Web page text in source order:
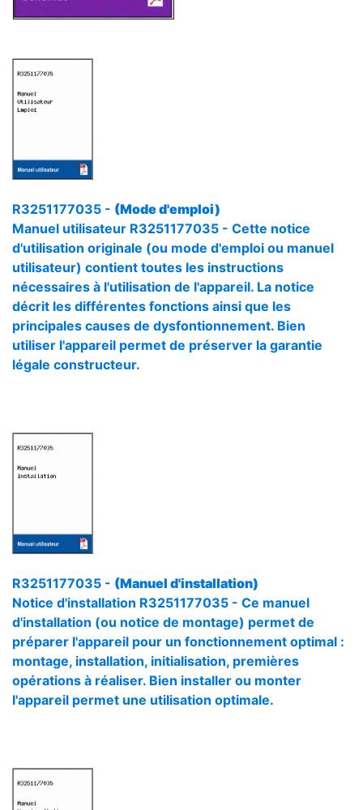
R3251177035 - (Mode d'emploi)
Manuel utilisateur R3251177035 - Cette notice
d'utilisation originale (ou mode d'emploi ou manuel
utilisateur) contient toutes les instructions
nécessaires à l'utilisation de l'appareil. La notice
décrit les différentes fonctions ainsi que les
principales causes de dysfontionnement. Bien
utiliser l'appareil permet de préserver la garantie
légale constructeur.
R3251177035 - (Manuel d'installation)
Notice d'installation R3251177035 - Ce manuel
d'installation (ou notice de montage) permet de
préparer l'appareil pour un fonctionnement optimal :
montage, installation, initialisation, premières
opérations à réaliser. Bien installer ou monter
l'appareil permet une utilisation optimale.